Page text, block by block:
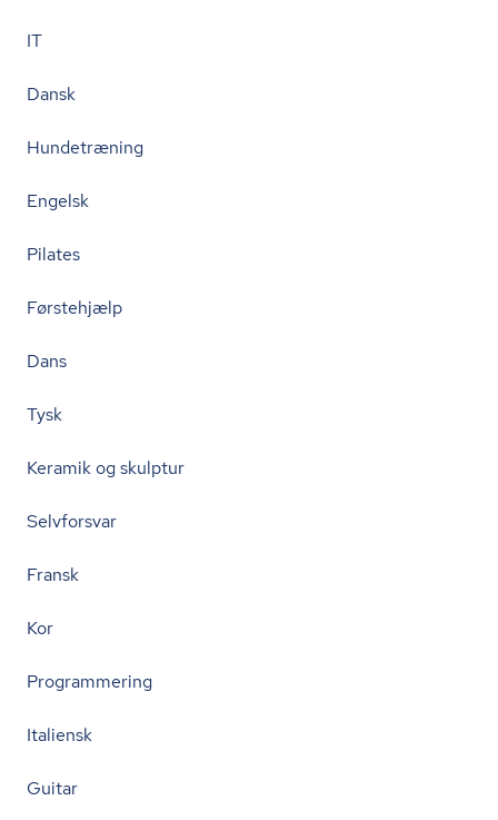
IT
Dansk
Hundetræning
Engelsk
Pilates
Førstehjælp
Dans
Tysk
Keramik og skulptur
Selvforsvar
Fransk
Kor
Programmering
Italiensk
Guitar